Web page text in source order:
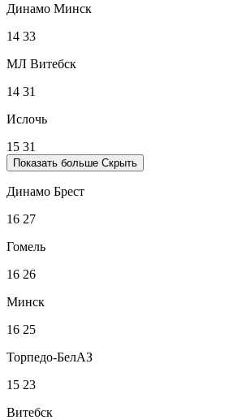
Динамо Минск
14 33
МЛ Витебск
14 31
Ислочь
15 31
Показать больше Скрыть
Динамо Брест
16 27
Гомель
16 26
Минск
16 25
Торпедо-БелАЗ
15 23
Витебск